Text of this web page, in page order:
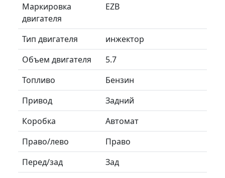
Маркировка
двигателя
EZB
Тип двигателя
инжектор
Объем двигателя
5.7
Топливо
Бензин
Привод
Задний
Коробка
Автомат
Право/лево
Право
Перед/зад
Зад